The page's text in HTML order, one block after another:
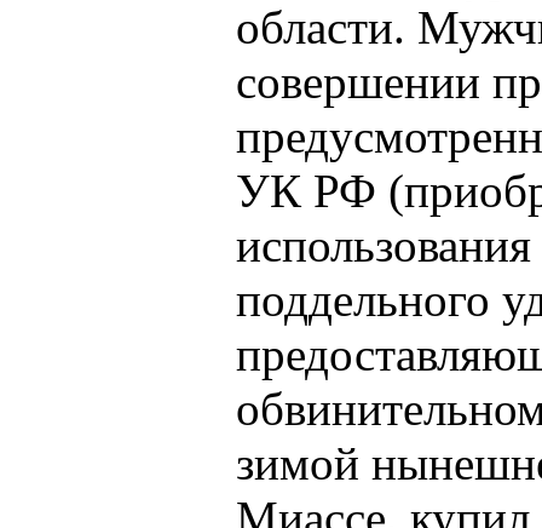
области.
совершении
УК РФ
поддельного
зимой